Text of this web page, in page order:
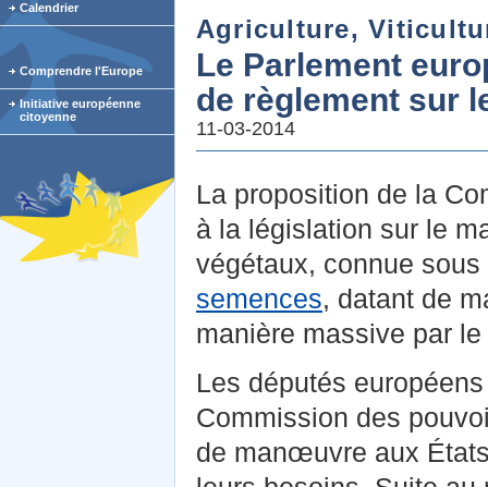
Agriculture,
Le Parlement
de règlement sur
11-03-2014
La proposition de la
à la législation sur le
végétaux, connue
semences, datant de
manière massive par
Les députés
Commission des
de manœuvre aux
Calendrier
Comprendre l'Europe
Initiative européenne
citoyenne